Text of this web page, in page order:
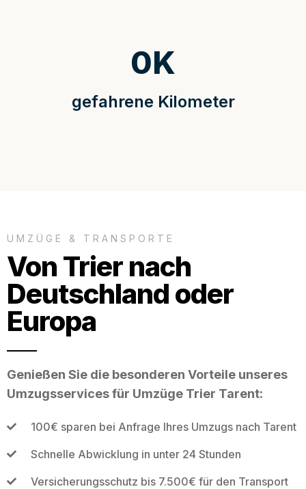
gefahrene Kilometer
0K
UMZÜGE & TRANSPORTE
Von Trier nach
Deutschland oder
Europa
Genießen Sie die besonderen Vorteile unseres
Umzugsservices für Umzüge Trier Tarent:
100€ sparen bei Anfrage Ihres Umzugs nach Tarent
Schnelle Abwicklung in unter 24 Stunden
Versicherungsschutz bis 7.500€ für den Transport